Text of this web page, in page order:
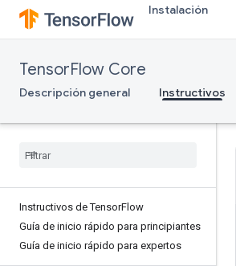
Instalación
TensorFlow Core
Descripción general Instructivos
Instructivos de TensorFlow
Guía de inicio rápido para principiantes
Guía de inicio rápido para expertos